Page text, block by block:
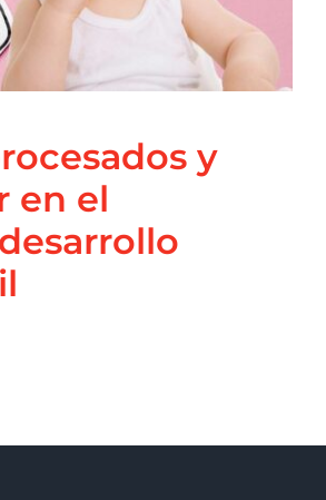
Nutricional Nutrición Principal
Salud
Integrativa
y
en el